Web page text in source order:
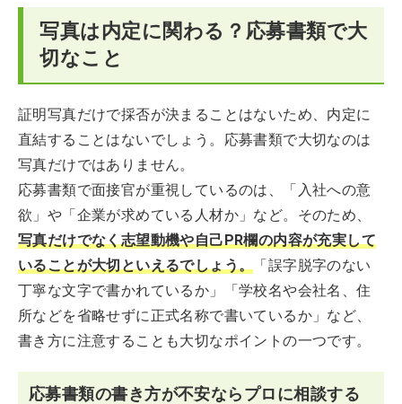
写真は内定に関わる？応募書類で大
切なこと
証明写真だけで採否が決まることはないため、内定に
直結することはないでしょう。応募書類で大切なのは
写真だけではありません。
応募書類で面接官が重視しているのは、「入社への意
欲」や「企業が求めている人材か」など。そのため、
写真だけでなく志望動機や自己PR欄の内容が充実して
いることが大切といえるでしょう。 「誤字脱字のない
丁寧な文字で書かれているか」「学校名や会社名、住
所などを省略せずに正式名称で書いているか」など、
書き方に注意することも大切なポイントの一つです。
応募書類の書き方が不安ならプロに相談する